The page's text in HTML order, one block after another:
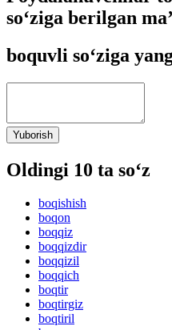
so‘ziga berilgan
boquvli so‘ziga
Yuborish
Oldingi 10 ta so‘z
boqishish
boqon
boqqiz
boqqizdir
boqqizil
boqqich
boqtir
boqtirgiz
boqtiril